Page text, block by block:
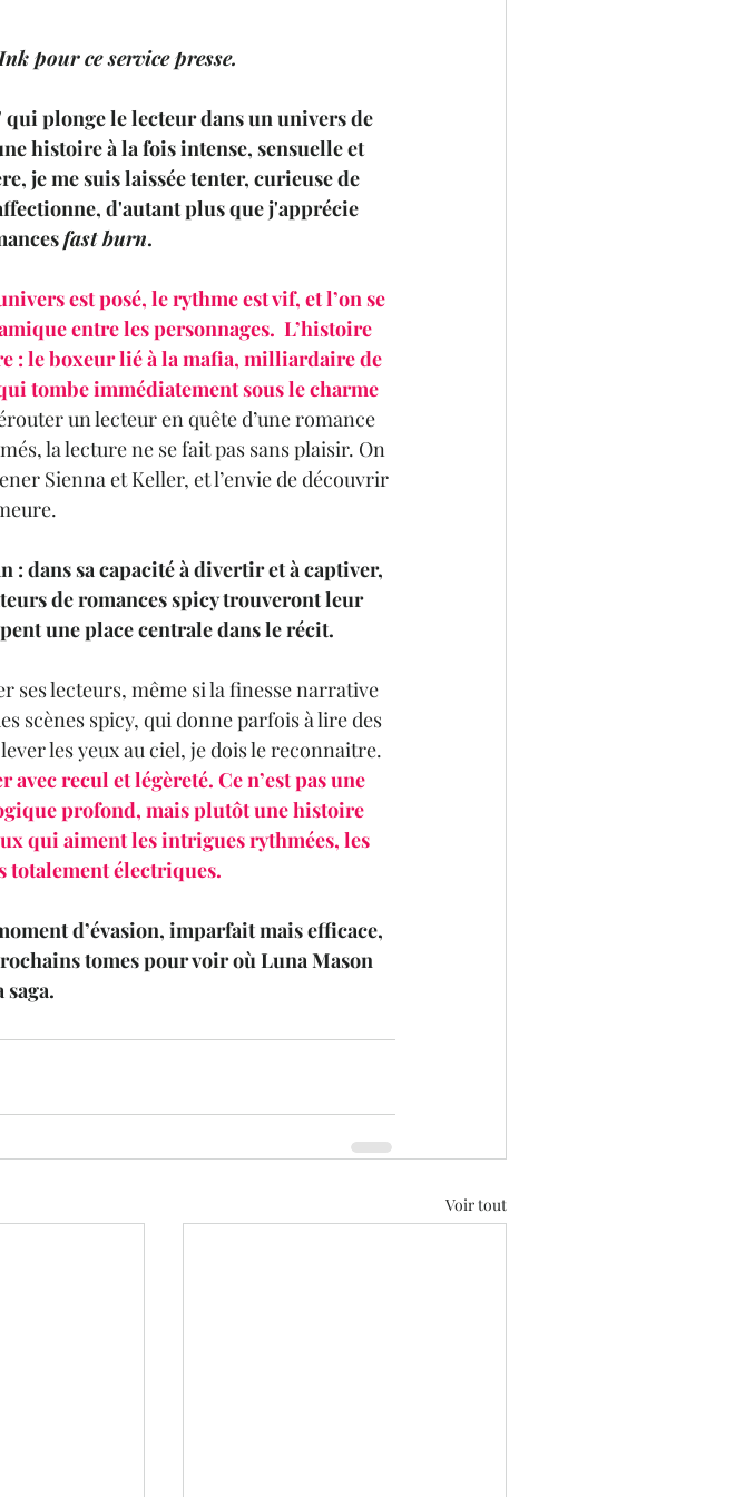
pour ce service presse.
qui plonge le lecteur dans un univers de
histoire à la fois intense, sensuelle et
je me suis laissée tenter, curieuse de
d'autant plus que j'apprécie
fast burn.
est posé, le rythme est vif, et l’on se
entre les personnages.  L’histoire
: le boxeur lié à la mafia, milliardaire de
tombe immédiatement sous le charme
un lecteur en quête d’une romance
la lecture ne se fait pas sans plaisir. On
Sienna et Keller, et l’envie de découvrir
: dans sa capacité à divertir et à captiver,
de romances spicy trouveront leur
une place centrale dans le récit.
ses lecteurs, même si la finesse narrative
scènes spicy, qui donne parfois à lire des
les yeux au ciel, je dois le reconnaitre.
recul et légèreté. Ce n’est pas une
profond, mais plutôt une histoire
qui aiment les intrigues rythmées, les
totalement électriques.
d’évasion, imparfait mais efficace,
tomes pour voir où Luna Mason
saga.
Voir tout